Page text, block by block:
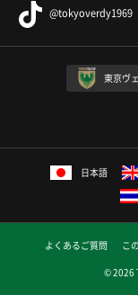
@tokyoverdy1969
東京ヴ
日本語
よくあるご質問 こ
© 2026